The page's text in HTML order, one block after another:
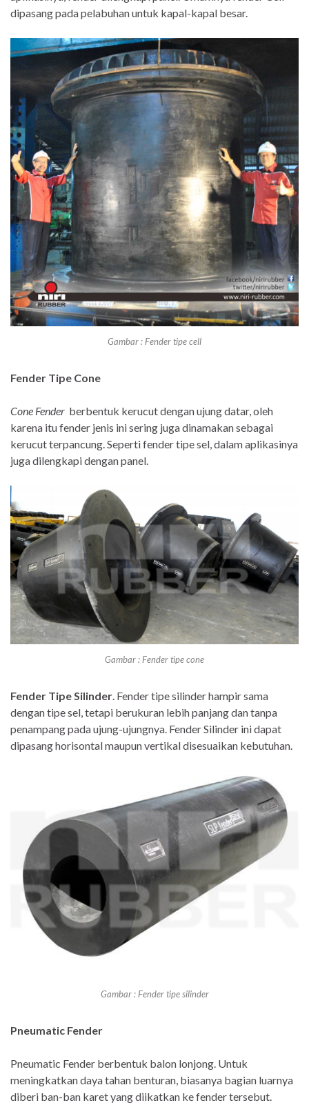
dipasang pada pelabuhan untuk kapal-kapal besar.
Gambar : Fender tipe cell
Fender Tipe Cone
Cone Fender berbentuk kerucut dengan ujung datar, oleh
karena itu fender jenis ini sering juga dinamakan sebagai
kerucut terpancung. Seperti fender tipe sel, dalam aplikasinya
juga dilengkapi dengan panel.
Gambar : Fender tipe cone
Fender Tipe Silinder. Fender tipe silinder hampir sama
dengan tipe sel, tetapi berukuran lebih panjang dan tanpa
penampang pada ujung-ujungnya. Fender Silinder ini dapat
dipasang horisontal maupun vertikal disesuaikan kebutuhan.
Gambar : Fender tipe silinder
Pneumatic Fender
Pneumatic Fender berbentuk balon lonjong. Untuk
meningkatkan daya tahan benturan, biasanya bagian luarnya
diberi ban-ban karet yang diikatkan ke fender tersebut.